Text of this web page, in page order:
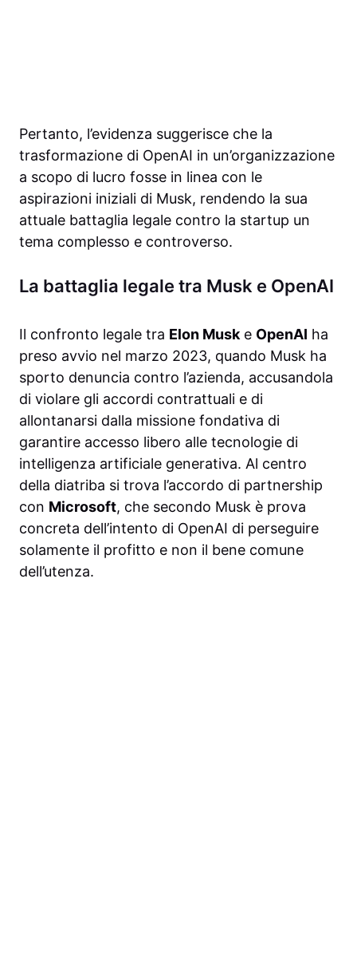
Pertanto, l’evidenza suggerisce che la
trasformazione di OpenAI in un’organizzazione
a scopo di lucro fosse in linea con le
aspirazioni iniziali di Musk, rendendo la sua
attuale battaglia legale contro la startup un
tema complesso e controverso.
La battaglia legale tra Musk e OpenAI
Il confronto legale tra Elon Musk e OpenAI ha
preso avvio nel marzo 2023, quando Musk ha
sporto denuncia contro l’azienda, accusandola
di violare gli accordi contrattuali e di
allontanarsi dalla missione fondativa di
garantire accesso libero alle tecnologie di
intelligenza artificiale generativa. Al centro
della diatriba si trova l’accordo di partnership
con Microsoft, che secondo Musk è prova
concreta dell’intento di OpenAI di perseguire
solamente il profitto e non il bene comune
dell’utenza.